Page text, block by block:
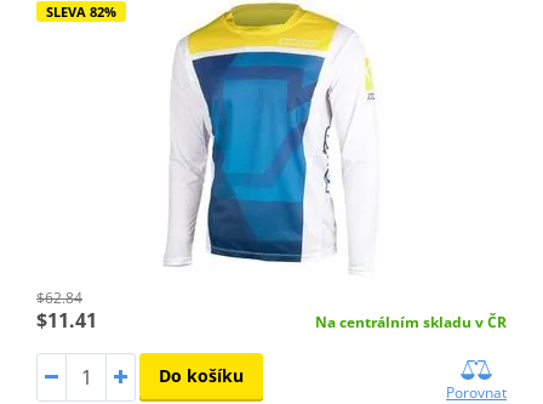
SLEVA 82%
$62.84
$11.41 Na centrálním skladu v ČR
Do košíku
Porovnat